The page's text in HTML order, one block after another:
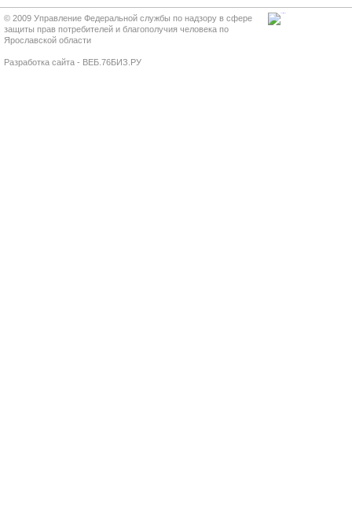
© 2009 Управление Федеральной службы по надзору в сфере
защиты прав потребителей и благополучия человека по
Ярославской области
Разработка сайта - ВЕБ.76БИЗ.РУ